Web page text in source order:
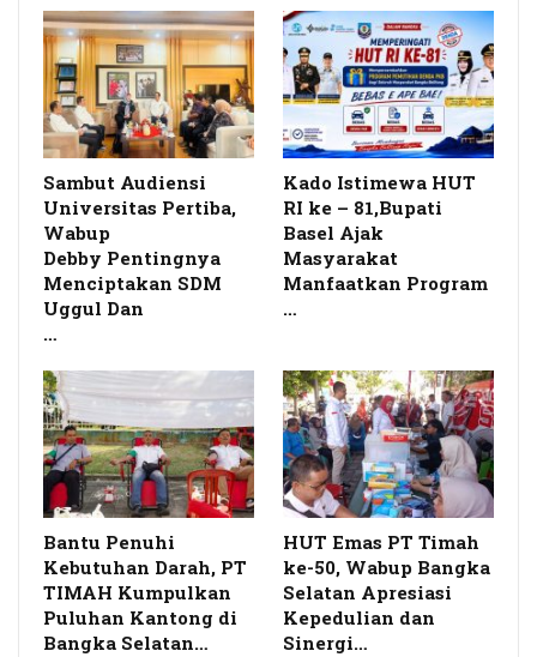
Sambut Audiensi
Universitas Pertiba,
Wabup
Debby Pentingnya
Menciptakan SDM
Uggul Dan
…
Kado Istimewa HUT
RI ke – 81,Bupati
Basel Ajak
Masyarakat
Manfaatkan Program
…
Bantu Penuhi
Kebutuhan Darah, PT
TIMAH Kumpulkan
Puluhan Kantong di
Bangka Selatan…
HUT Emas PT Timah
ke-50, Wabup Bangka
Selatan Apresiasi
Kepedulian dan
Sinergi…